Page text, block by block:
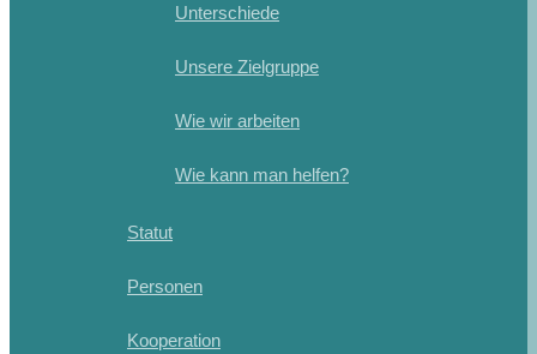
Unterschiede
Unsere Zielgruppe
Wie wir arbeiten
Wie kann man helfen?
Statut
Personen
Kooperation